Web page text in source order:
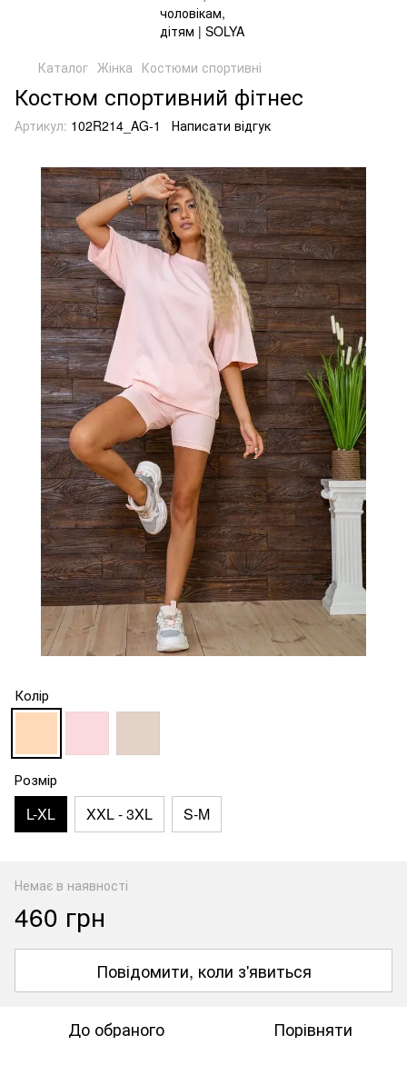
Каталог Жінка Костюми спортивні
Костюм спортивний фітнес
Артикул: 102R214_AG-1 Написати відгук
Колір
Розмір
L-XL XXL - 3XL S-M
Немає в наявності
460 грн
Повідомити, коли з'явиться
До обраного Порівняти